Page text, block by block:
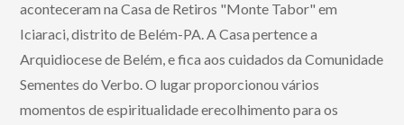
aconteceram na Casa de Retiros "Monte Tabor" em
Iciaraci, distrito de Belém-PA. A Casa pertence a
Arquidiocese de Belém, e fica aos cuidados da Comunidade
Sementes do Verbo. O lugar proporcionou vários
momentos de espiritualidade erecolhimento para os